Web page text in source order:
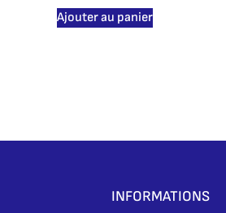
Ajouter au panier
INFORMATIONS